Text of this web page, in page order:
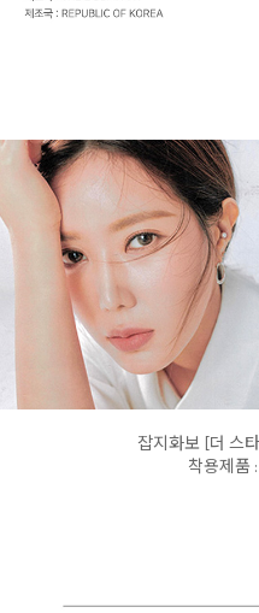
잡지화보 [더 스
착용제품